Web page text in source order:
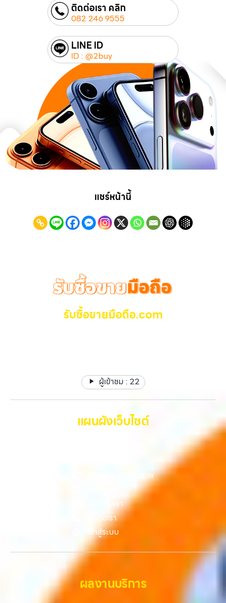
ติดต่อเรา คลิก
082 246 9555
LINE ID
ID : @2buy
แชร์หน้านี้
รับซื้อขายมือถือ.com
ผู้เข้าชม : 22
แผนผังเว็บไซต์
Gallery รวมรูปภาพ
เกี่ยวกับเรา
ติดต่อเรา
เข้าสู่ระบบ
ผลงานบริการ